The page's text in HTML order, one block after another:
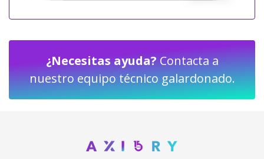
¿Necesitas ayuda?Contacta a
nuestro equipo técnico galardonado.